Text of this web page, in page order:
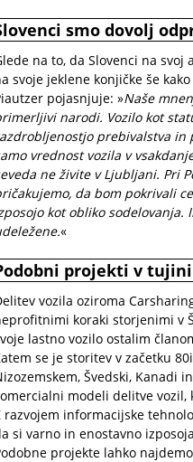
smo dovolj
na to, da Slovenci na
svoje jeklene konjičke še
pojasnjuje: »Naše
narodi. Vozilo kot
prebivalstva in
vrednost vozila v
ne živite v Ljubljani. Pri
da bom pokrivali
kot obliko sodelovanja.
«
projekti v
vozila oziroma
koraki storjenimi v
lastno vozilo ostalim
se je storitev v začetku
Švedski, Kanadi
modeli delitve
razvojem informacijske
si varno in enostavno
projekte lahko